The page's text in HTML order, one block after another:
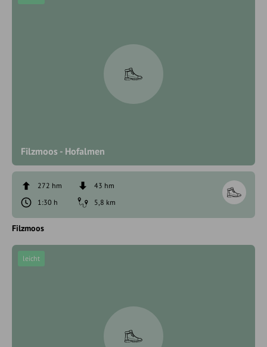
Filzmoos - Hofalmen
272 hm
43 hm
1:30 h
5,8 km
Filzmoos
leicht